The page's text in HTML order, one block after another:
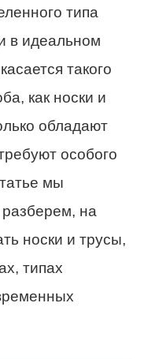
типа
в идеальном
такого
как носки и
обладают
особого
мы
разберем, на
носки и трусы,
типах